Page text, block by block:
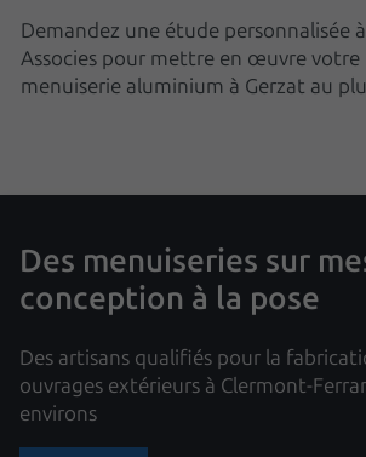
Demandez une étude personnalisée
Associes pour mettre en œuvre votre
menuiserie aluminium à Gerzat au
Des menuiseries sur
conception à la pose
Des artisans qualifiés pour la
ouvrages extérieurs à Clermont-
environs